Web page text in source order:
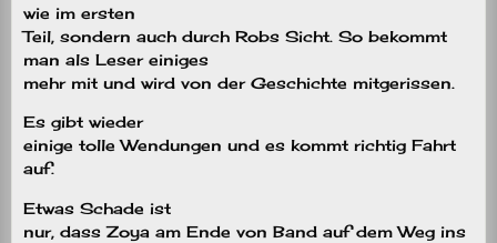
wie im ersten
Teil, sondern auch durch Robs Sicht. So bekommt
man als Leser einiges
mehr mit und wird von der Geschichte mitgerissen.
Es gibt wieder
einige tolle Wendungen und es kommt richtig Fahrt
auf.
Etwas Schade ist
nur, dass Zoya am Ende von Band auf dem Weg ins